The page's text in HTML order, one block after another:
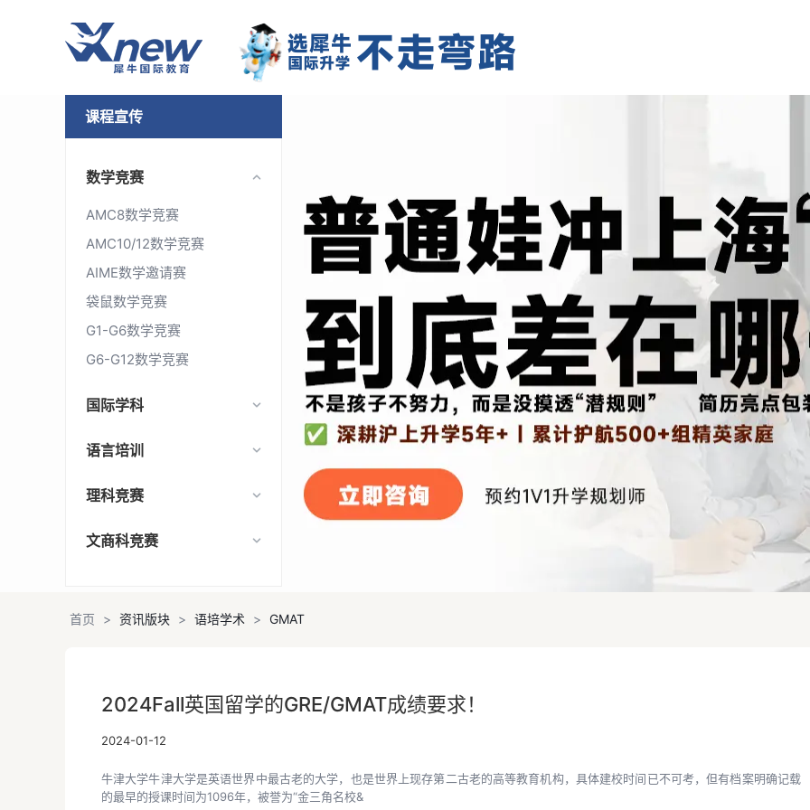
课程宣传
数学竞赛
AMC8数学竞赛
AMC10/12数学竞赛
AIME数学邀请赛
袋鼠数学竞赛
G1-G6数学竞赛
G6-G12数学竞赛
国际学科
语言培训
理科竞赛
文商科竞赛
首页 > 资讯版块 > 语培学术 > GMAT
2024Fall英国留学的GRE/GMAT成绩要求！
2024-01-12
牛津大学牛津大学是英语世界中最古老的大学，也是世界上现存第二古老的高等教育机构，具体建校时间已不可考，但有档案明确记载
的最早的授课时间为1096年，被誉为“金三角名校&